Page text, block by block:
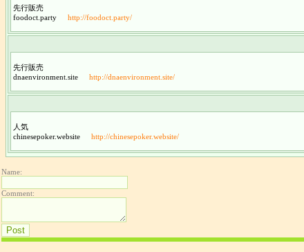
先行販売
foodoct.party
http://foodoct.party/
先行販売
dnaenvironment.site
http://dnaenvironment.site/
人気
chinesepoker.website
http://chinesepoker.website/
Name:
Comment: